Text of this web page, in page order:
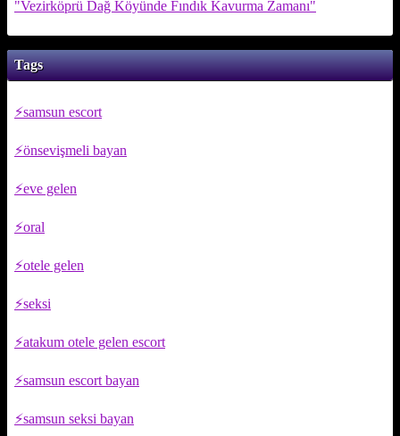
"Vezirköprü Dağ Köyünde Fındık Kavurma Zamanı"
Tags
samsun escort
önsevişmeli bayan
eve gelen
oral
otele gelen
seksi
atakum otele gelen escort
samsun escort bayan
samsun seksi bayan